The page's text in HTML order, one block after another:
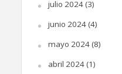
julio 2024(3)
junio 2024(4)
mayo 2024(8)
abril 2024(1)